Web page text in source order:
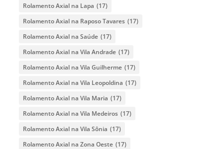
Rolamento Axial na Lapa (17)
Rolamento Axial na Raposo Tavares (17)
Rolamento Axial na Saúde (17)
Rolamento Axial na Vila Andrade (17)
Rolamento Axial na Vila Guilherme (17)
Rolamento Axial na Vila Leopoldina (17)
Rolamento Axial na Vila Maria (17)
Rolamento Axial na Vila Medeiros (17)
Rolamento Axial na Vila Sônia (17)
Rolamento Axial na Zona Oeste (17)